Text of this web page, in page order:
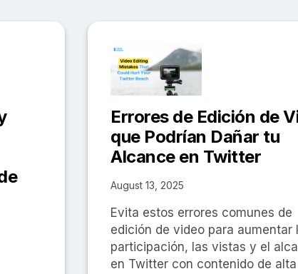
Errores de Edición de
que Podrían Dañar tu
Alcance en Twitter
August 13, 2025
Evita estos errores comunes de
edición de video para aumentar
participación, las vistas y el
en Twitter con contenido de alta